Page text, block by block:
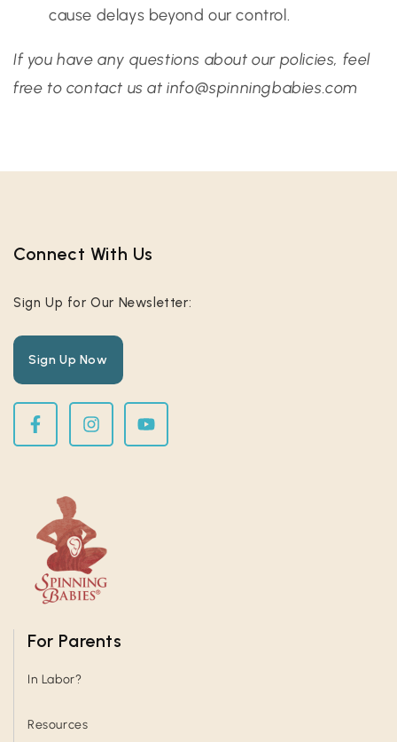
cause delays beyond our control.
If you have any questions about our policies, feel
free to contact us at info@spinningbabies.com
Connect With Us​
Sign Up for Our Newsletter:
Sign Up Now
For Parents
In Labor?
Resources